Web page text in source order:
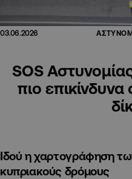
03.06.2026
SOS
πιο
Ιδού η χαρτογράφηση
κυπριακούς δρόμους